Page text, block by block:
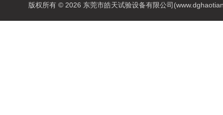
版权所有 © 2026 东莞市皓天试验设备有限公司